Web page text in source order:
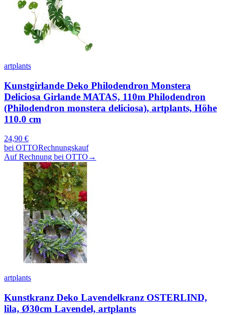
artplants
Kunstgirlande Deko Philodendron Monstera
Deliciosa Girlande MATAS, 110m Philodendron
(Philodendron monstera deliciosa), artplants, Höhe
110.0 cm
24,90 €
bei OTTORechnungskauf
Auf Rechnung bei OTTO →
artplants
Kunstkranz Deko Lavendelkranz OSTERLIND,
lila, Ø30cm Lavendel, artplants